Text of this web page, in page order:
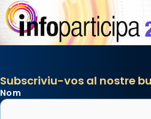
Subscriviu-vos al nostre
Nom